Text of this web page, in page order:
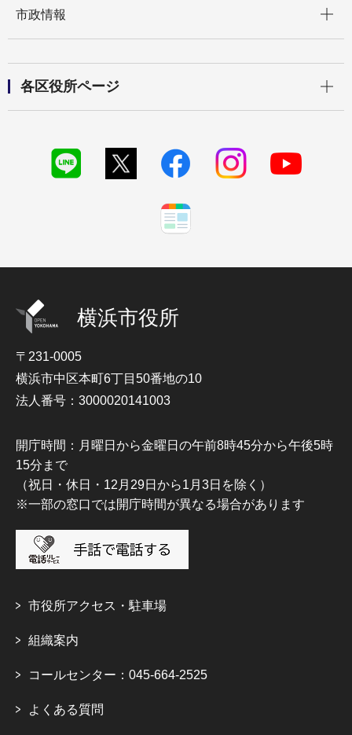
市政情報
各区役所ページ
横浜市役所
〒231-0005
横浜市中区本町6丁目50番地の10
法人番号：3000020141003
開庁時間：月曜日から金曜日の午前8時45分から午後5時
15分まで
（祝日・休日・12月29日から1月3日を除く）
※一部の窓口では開庁時間が異なる場合があります
市役所アクセス・駐車場
組織案内
コールセンター：045-664-2525
よくある質問